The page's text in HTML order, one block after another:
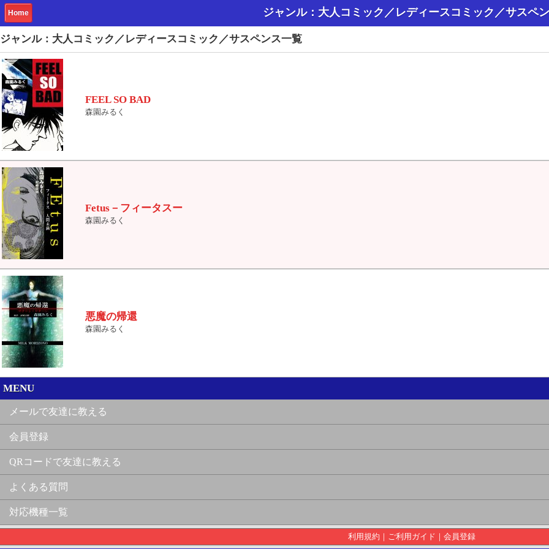
ジャンル：大人コミック／レディースコミック／サスペ
Home
ジャンル：大人コミック／レディースコミック／サスペンス一覧
FEEL SO BAD
森園みるく
Fetus－フィータスー
森園みるく
悪魔の帰還
森園みるく
MENU
メールで友達に教える
会員登録
QRコードで友達に教える
よくある質問
対応機種一覧
利用規約 ｜ ご利用ガイド ｜ 会員登録